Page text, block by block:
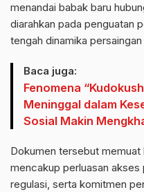
menandai babak baru
diarahkan pada penguatan
tengah dinamika
Baca juga:
Fenomena
Meninggal dalam
Sosial Makin
Dokumen tersebut memuat
mencakup perluasan akses
regulasi, serta komitmen